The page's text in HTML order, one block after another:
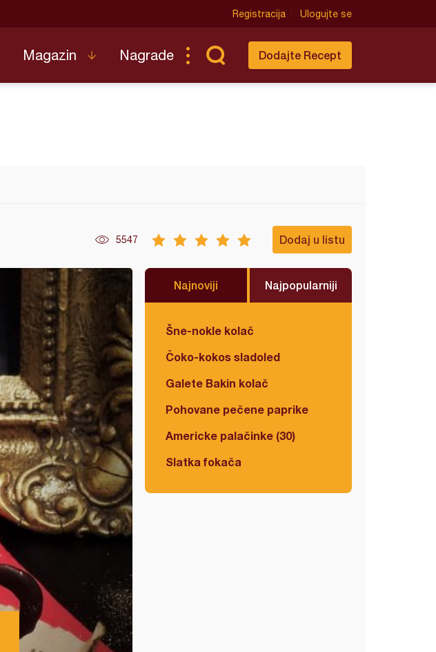
Registracija Ulogujte se
Magazin Nagrade Dodajte Recept
5547 Dodaj u listu
Najnoviji Najpopularniji
Šne-nokle kolač
Čoko-kokos sladoled
Galete Bakin kolač
Pohovane pečene paprike
Americke palačinke (30)
Slatka fokača